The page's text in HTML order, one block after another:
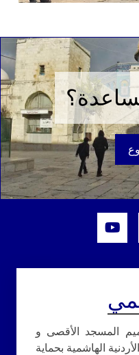
المسجد الأقصى و
الهاشمية بحماية